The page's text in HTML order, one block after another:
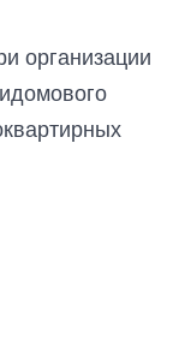
организации